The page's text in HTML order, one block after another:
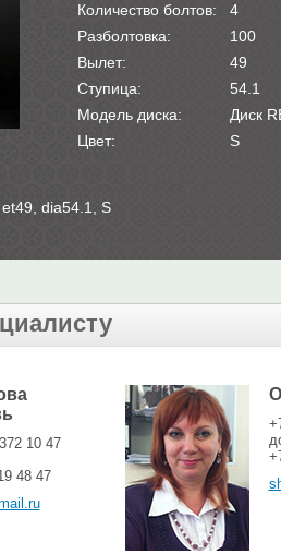
Количество болтов:
4
Разболтовка:
100
Вылет:
49
Ступица:
54.1
Модель диска:
Диск
Цвет:
S
dia54.1, S
10 47
48 47